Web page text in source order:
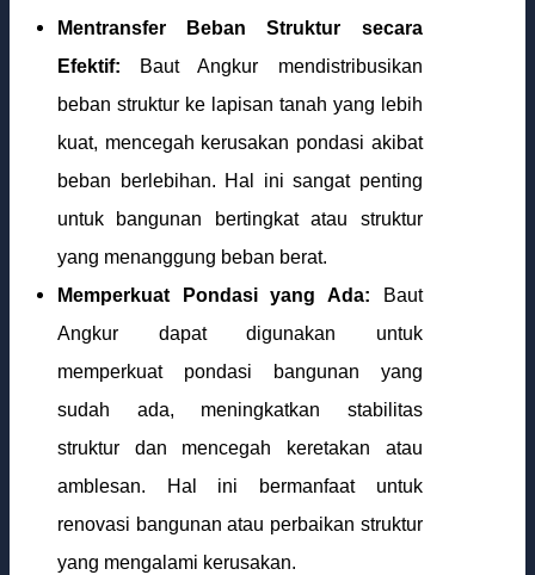
Mentransfer Beban Struktur secara
Efektif: Baut Angkur mendistribusikan
beban struktur ke lapisan tanah yang lebih
kuat, mencegah kerusakan pondasi akibat
beban berlebihan. Hal ini sangat penting
untuk bangunan bertingkat atau struktur
yang menanggung beban berat.
Memperkuat Pondasi yang Ada: Baut
Angkur dapat digunakan untuk
memperkuat pondasi bangunan yang
sudah ada, meningkatkan stabilitas
struktur dan mencegah keretakan atau
amblesan. Hal ini bermanfaat untuk
renovasi bangunan atau perbaikan struktur
yang mengalami kerusakan.